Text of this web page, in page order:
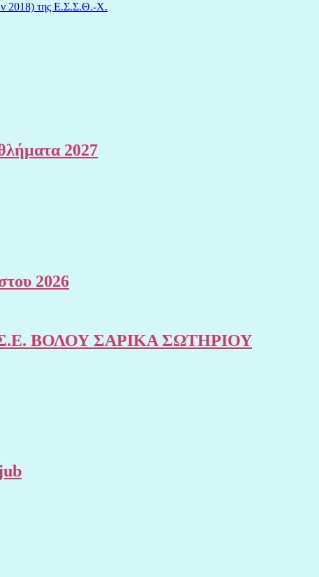
2018) της Ε.Σ.Σ.Θ.-Χ.
2027
2026
Σ.Ε. ΒΟΛΟΥ ΣΑΡΙΚΑ ΣΩΤΗΡΙΟΥ